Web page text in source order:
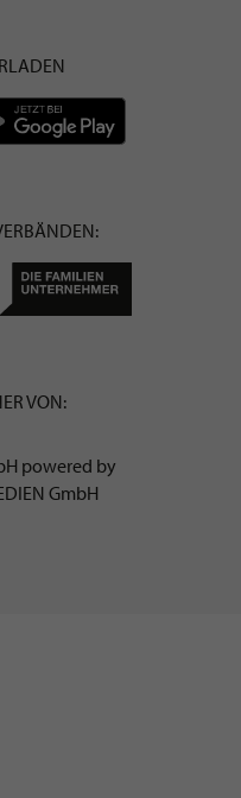
VON:
powered by
GmbH